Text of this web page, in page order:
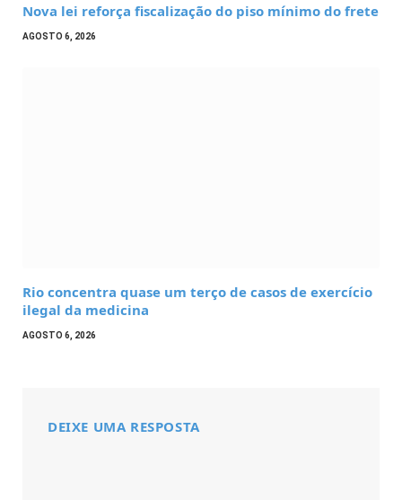
Nova lei reforça fiscalização do piso mínimo do frete
AGOSTO 6, 2026
Rio concentra quase um terço de casos de exercício
ilegal da medicina
AGOSTO 6, 2026
DEIXE UMA RESPOSTA